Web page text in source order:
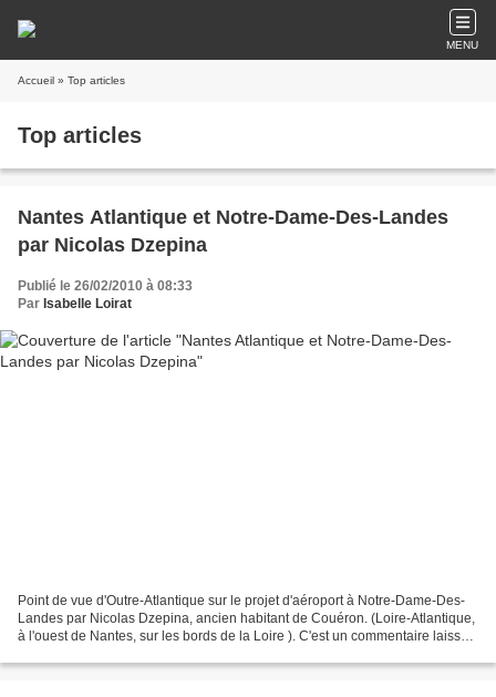
MENU
Accueil » Top articles
Top articles
Nantes Atlantique et Notre-Dame-Des-Landes
par Nicolas Dzepina
Publié le 26/02/2010 à 08:33
Par Isabelle Loirat
Point de vue d'Outre-Atlantique sur le projet d'aéroport à Notre-Dame-Des-
Landes par Nicolas Dzepina, ancien habitant de Couéron. (Loire-Atlantique,
à l'ouest de Nantes, sur les bords de la Loire ). C'est un commentaire laissé il